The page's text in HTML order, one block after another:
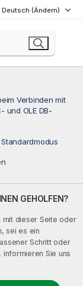
Deutsch (Ändern)
Verbinden mit
und OLE DB-
GEHOLFEN?
mit dieser Seite oder
sei es ein
Schritt oder
informieren Sie uns